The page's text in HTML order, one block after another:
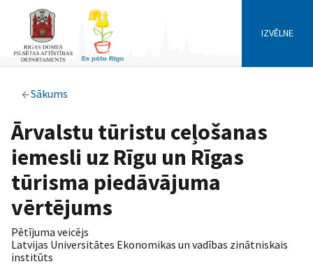
IZVĒLNE
Sākums
Ārvalstu tūristu ceļošanas
iemesli uz Rīgu un Rīgas
tūrisma piedāvājuma
vērtējums
Pētījuma veicējs
Latvijas Universitātes Ekonomikas un vadības zinātniskais
institūts